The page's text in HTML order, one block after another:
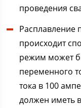
проведения
Расплавление
происходит
режим может
переменного
тока в 100
должен иметь